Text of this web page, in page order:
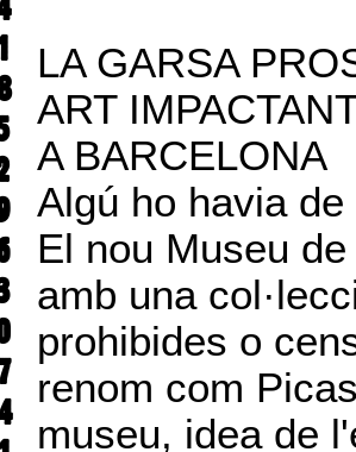
LA GARSA
ART
A BARCELONA
Algú ho havia
El nou Museu
amb una
prohibides o
renom com
museu, idea de